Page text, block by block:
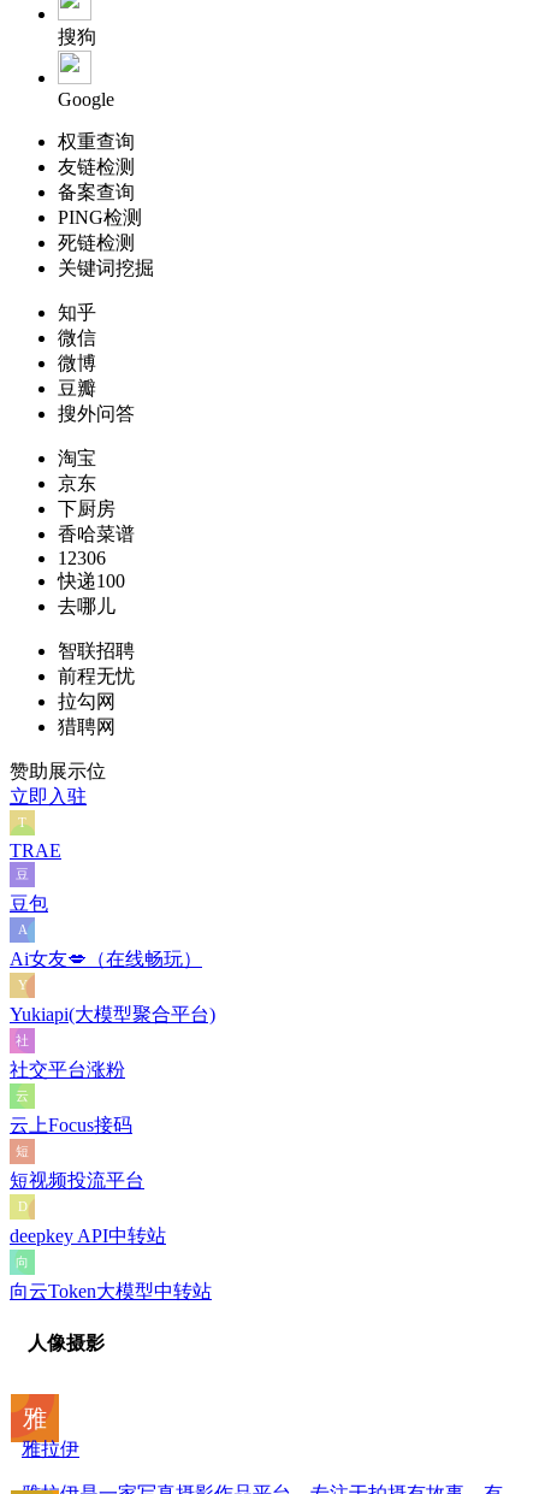
搜狗
Google
权重查询
友链检测
备案查询
PING检测
死链检测
关键词挖掘
知乎
微信
微博
豆瓣
搜外问答
淘宝
京东
下厨房
香哈菜谱
12306
快递100
去哪儿
智联招聘
前程无忧
拉勾网
猎聘网
赞助展示位
立即入驻
TRAE
豆包
Ai女友💋（在线畅玩）
Yukiapi(大模型聚合平台)
社交平台涨粉
云上Focus接码
短视频投流平台
deepkey API中转站
向云Token大模型中转站
人像摄影
雅拉伊